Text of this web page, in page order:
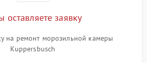
оставляете заявку
на ремонт морозильной камеры
Kuppersbusch